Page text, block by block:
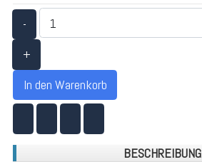
-
+
In den Warenkorb
BESCHREIBUNG